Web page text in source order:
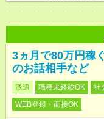
3ヵ月で80万円稼
のお話相手など
派遣 職種未経験OK 社
WEB登録・面接OK